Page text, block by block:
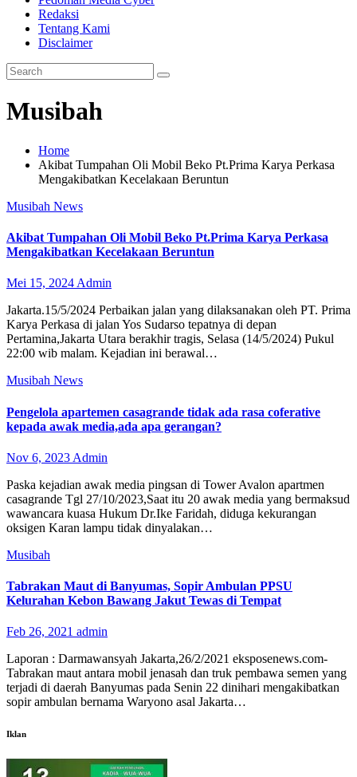
Redaksi
Tentang Kami
Disclaimer
Musibah
Home
Akibat Tumpahan Oli Mobil Beko Pt.Prima Karya Perkasa
Mengakibatkan Kecelakaan Beruntun
Musibah News
Akibat Tumpahan Oli Mobil Beko Pt.Prima Karya Perkasa
Mengakibatkan Kecelakaan Beruntun
Mei 15, 2024Admin
Jakarta.15/5/2024 Perbaikan jalan yang dilaksanakan oleh PT. Prima
Karya Perkasa di jalan Yos Sudarso tepatnya di depan
Pertamina,Jakarta Utara berakhir tragis, Selasa (14/5/2024) Pukul
22:00 wib malam. Kejadian ini berawal…
Musibah News
Pengelola apartemen casagrande tidak ada rasa coferative
kepada awak media,ada apa gerangan?
Nov 6, 2023 Admin
Paska kejadian awak media pingsan di Tower Avalon apartmen
casagrande Tgl 27/10/2023,Saat itu 20 awak media yang bermaksud
wawancara kuasa Hukum Dr.Ike Faridah, diduga kekurangan
oksigen Karan lampu tidak dinyalakan…
Musibah
Tabrakan Maut di Banyumas, Sopir Ambulan PPSU
Kelurahan Kebon Bawang Jakut Tewas di Tempat
Feb 26, 2021 admin
Laporan : Darmawansyah Jakarta,26/2/2021 eksposenews.com-
Tabrakan maut antara mobil jenasah dan truk pembawa semen yang
terjadi di daerah Banyumas pada Senin 22 dinihari mengakibatkan
sopir ambulan bernama Waryono asal Jakarta…
Iklan